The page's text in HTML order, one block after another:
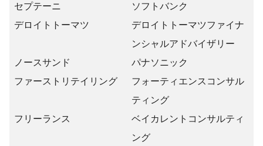
セプテーニ
ソフトバンク
デロイトトーマツ
デロイトトーマツファイナ
ンシャルアドバイザリー
ノースサンド
パナソニック
ファーストリテイリング
フォーティエンスコンサル
ティング
フリーランス
ベイカレントコンサルティ
ング